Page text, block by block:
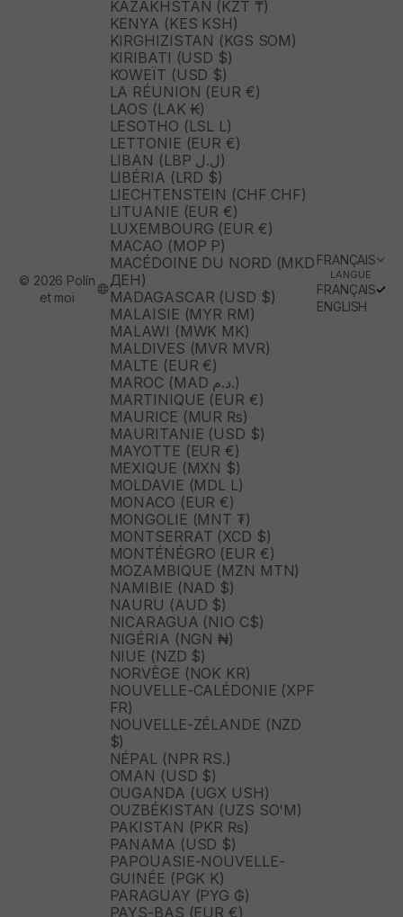
KAZAKHSTAN (KZT ₸)
KENYA (KES KSH)
KIRGHIZISTAN (KGS SOM)
KIRIBATI (USD $)
KOWEÏT (USD $)
LA RÉUNION (EUR €)
LAOS (LAK ₭)
LESOTHO (LSL L)
LETTONIE (EUR €)
LIBAN (LBP ل.ل)
LIBÉRIA (LRD $)
LIECHTENSTEIN (CHF CHF)
LITUANIE (EUR €)
LUXEMBOURG (EUR €)
MACAO (MOP P)
MACÉDOINE DU NORD (MKD
ДЕН)
MADAGASCAR (USD $)
MALAISIE (MYR RM)
MALAWI (MWK MK)
MALDIVES (MVR MVR)
MALTE (EUR €)
MAROC (MAD د.م.)
MARTINIQUE (EUR €)
MAURICE (MUR ₨)
MAURITANIE (USD $)
MAYOTTE (EUR €)
MEXIQUE (MXN $)
MOLDAVIE (MDL L)
MONACO (EUR €)
MONGOLIE (MNT ₮)
MONTSERRAT (XCD $)
MONTÉNÉGRO (EUR €)
MOZAMBIQUE (MZN MTN)
NAMIBIE (NAD $)
NAURU (AUD $)
NICARAGUA (NIO C$)
NIGÉRIA (NGN ₦)
NIUE (NZD $)
NORVÈGE (NOK KR)
NOUVELLE-CALÉDONIE (XPF
FR)
NOUVELLE-ZÉLANDE (NZD
$)
NÉPAL (NPR RS.)
OMAN (USD $)
OUGANDA (UGX USH)
OUZBÉKISTAN (UZS SO'M)
PAKISTAN (PKR ₨)
PANAMA (USD $)
PAPOUASIE-NOUVELLE-
GUINÉE (PGK K)
PARAGUAY (PYG ₲)
PAYS-BAS (EUR €)
FRANÇAIS
LANGUE
FRANÇAIS
ENGLISH
© 2026 Polín
et moi